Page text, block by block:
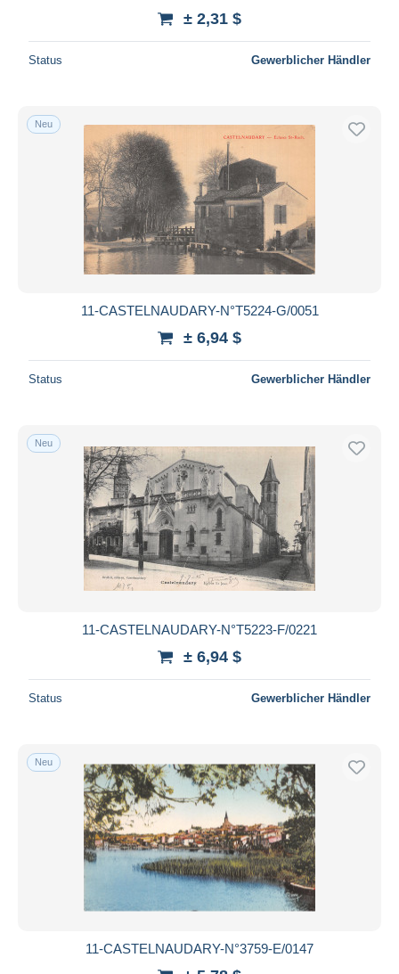
± 2,31 $
Status Gewerblicher Händler
Neu
11-CASTELNAUDARY-N°T5224-G/0051
± 6,94 $
Status Gewerblicher Händler
Neu
11-CASTELNAUDARY-N°T5223-F/0221
± 6,94 $
Status Gewerblicher Händler
Neu
11-CASTELNAUDARY-N°3759-E/0147